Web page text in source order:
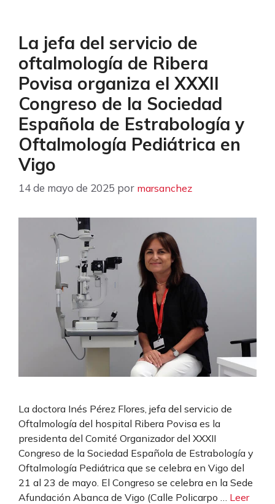
La jefa del servicio de
oftalmología de Ribera
Povisa organiza el XXXII
Congreso de la Sociedad
Española de Estrabología y
Oftalmología Pediátrica en
Vigo
14 de mayo de 2025 por marsanchez
La doctora Inés Pérez Flores, jefa del servicio de
Oftalmología del hospital Ribera Povisa es la
presidenta del Comité Organizador del XXXII
Congreso de la Sociedad Española de Estrabología y
Oftalmología Pediátrica que se celebra en Vigo del
21 al 23 de mayo. El Congreso se celebra en la Sede
Afundación Abanca de Vigo (Calle Policarpo … Leer